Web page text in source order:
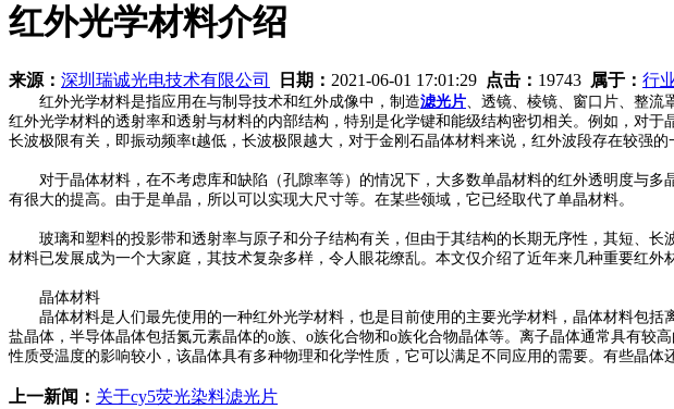
红外光学材料介绍
来源： 深圳瑞诚光电技术有限公司 日期： 2021-06-01 17:01:29 点击： 19743 属于： 行
红外光学材料是指应用在与制导技术和红外成像中，制造滤光片、透镜、棱镜、窗口片、整流
红外光学材料的透射率和透射与材料的内部结构，特别是化学键和能级结构密切相关。例如，对
长波极限有关，即振动频率t越低，长波极限越大，对于金刚石晶体材料来说，红外波段存在较强
对于晶体材料，在不考虑库和缺陷（孔隙率等）的情况下，大多数单晶材料的红外透明度与多
有很大的提高。由于是单晶，所以可以实现大尺寸等。在某些领域，它已经取代了单晶材料。
玻璃和塑料的投影带和透射率与原子和分子结构有关，但由于其结构的长期无序性，其短、长
材料已发展成为一个大家庭，其技术复杂多样，令人眼花缭乱。本文仅介绍了近年来几种重要红外
晶体材料
晶体材料是人们最先使用的一种红外光学材料，也是目前使用的主要光学材料，晶体材料包括
盐晶体，半导体晶体包括氮元素晶体的o族、o族化合物和o族化合物晶体等。离子晶体通常具有
性质受温度的影响较小，该晶体具有多种物理和化学性质，它可以满足不同应用的需要。有些晶体
上一新闻： 关于cy5荧光染料滤光片